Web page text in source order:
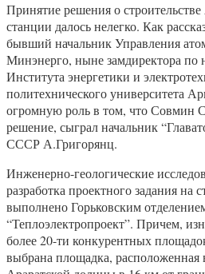
Принятие решения о
станции далось нелегко. Как
бывший начальник Управления
Минэнерго, ныне замдиректора по
Института энергетики и
политехнического университета
огромную роль в том, что Совмин
решение, сыграл начальник
СССР А.Григорянц.
Инженерно-геологические
разработка проектного задания
выполнено Горьковским
“Теплоэлектропроект”. Причем,
более 20-ти конкурентных
выбрана площадка, расположенная